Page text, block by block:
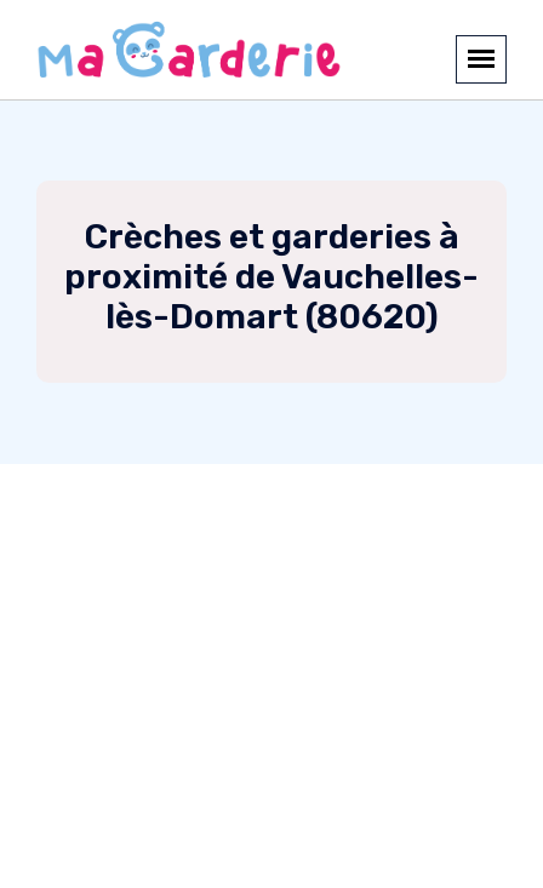
Crèches et garderies à
proximité de Vauchelles-
lès-Domart (80620)